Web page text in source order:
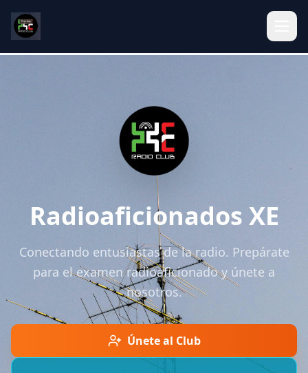
Radioaficionados XE
Conectando entusiastas de la radio. Prepárate
para el examen radioaficionado y únete a
nosotros.
Únete al Club